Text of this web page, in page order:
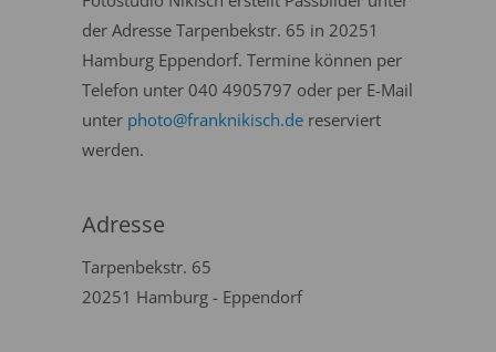
der Adresse Tarpenbekstr. 65 in 20251
Hamburg Eppendorf. Termine können per
Telefon unter 040 4905797 oder per E-Mail
unter photo@franknikisch.de reserviert
werden.
Adresse
Tarpenbekstr. 65
20251 Hamburg - Eppendorf